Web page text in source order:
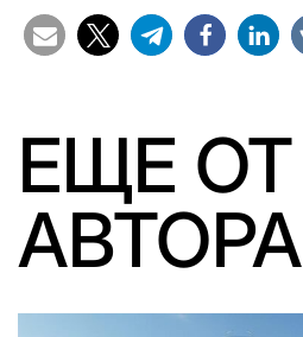
ЕЩЕ ОТ
АВТОРА